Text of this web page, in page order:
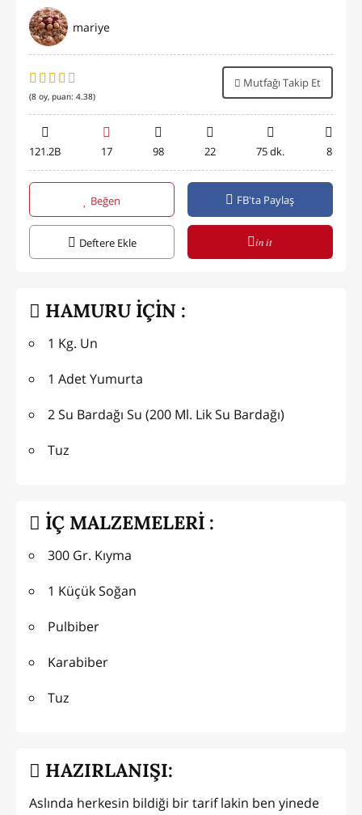
mariye
(8 oy, puan: 4.38)
Mutfağı Takip Et
121.2B 17 98 22 75 dk. 8
Beğen FB'ta Paylaş
Deftere Ekle in it
HAMURU İÇİN :
1 Kg. Un
1 Adet Yumurta
2 Su Bardağı Su (200 Ml. Lik Su Bardağı)
Tuz
İÇ MALZEMELERİ :
300 Gr. Kıyma
1 Küçük Soğan
Pulbiber
Karabiber
Tuz
HAZIRLANIŞI:
Aslında herkesin bildiği bir tarif lakin ben yinede